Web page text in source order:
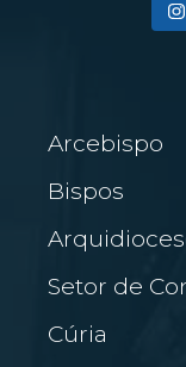
Arcebispo
Bispos
Setor de
Cúria